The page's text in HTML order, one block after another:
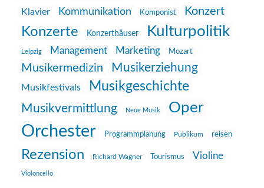
Klavier
Kommunikation Komponist Konzert
Konzerte Konzerthäuser Kulturpolitik
Leipzig Management Marketing Mozart
Musikermedizin Musikerziehung
Musikfestivals Musikgeschichte
Musikvermittlung Neue Musik Oper
Orchester Programmplanung Publikum reisen
Rezension Richard Wagner Tourismus Violine
Violoncello